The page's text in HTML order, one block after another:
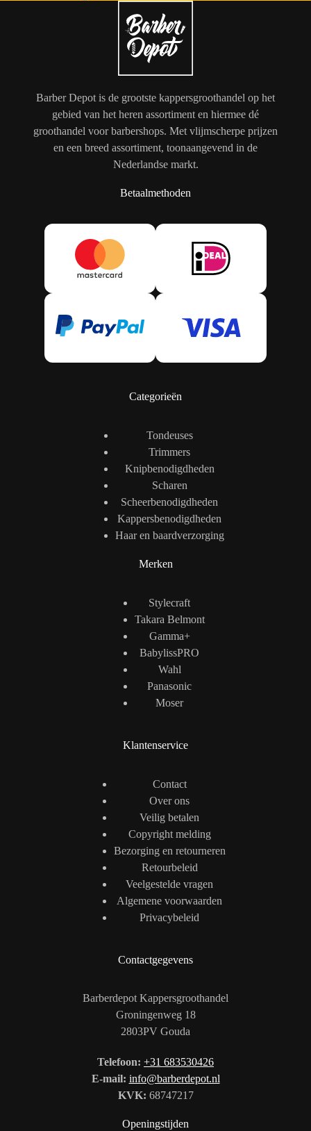
Barber Depot is de grootste kappersgroothandel op het
gebied van het heren assortiment en hiermee dé
groothandel voor barbershops. Met vlijmscherpe prijzen
en een breed assortiment, toonaangevend in de
Nederlandse markt.
Betaalmethoden
Categorieën
Tondeuses
Trimmers
Knipbenodigdheden
Scharen
Scheerbenodigdheden
Kappersbenodigdheden
Haar en baardverzorging
Merken
Stylecraft
Takara Belmont
Gamma+
BabylissPRO
Wahl
Panasonic
Moser
Klantenservice
Contact
Over ons
Veilig betalen
Copyright melding
Bezorging en retourneren
Retourbeleid
Veelgestelde vragen
Algemene voorwaarden
Privacybeleid
Contactgegevens
Barberdepot Kappersgroothandel
Groningenweg 18
2803PV Gouda
Telefoon: +31 683530426
E-mail: info@barberdepot.nl
KVK: 68747217
Openingstijden